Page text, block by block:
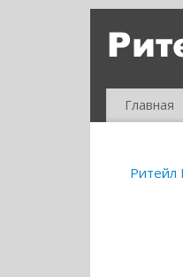
Главная